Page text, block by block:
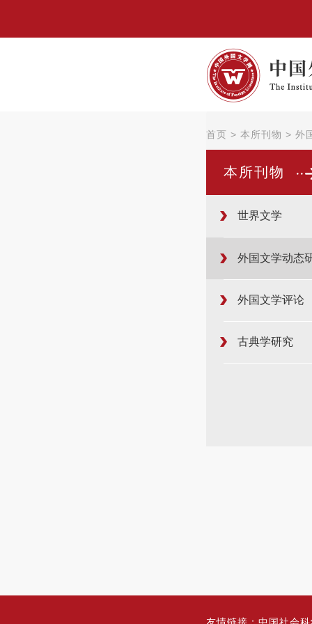
首页 > 本所刊物 > 外
本所刊物
世界文学
外国文学动态
外国文学评论
古典学研究